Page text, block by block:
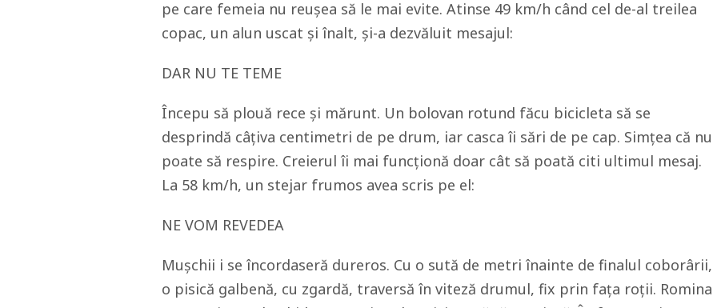
pe care femeia nu reușea să le mai evite. Atinse 49 km/h când cel de-al treilea
copac, un alun uscat și înalt, și-a dezvăluit mesajul:
DAR NU TE TEME
Începu să plouă rece și mărunt. Un bolovan rotund făcu bicicleta să se
desprindă câțiva centimetri de pe drum, iar casca îi sări de pe cap. Simțea că nu
poate să respire. Creierul îi mai funcționă doar cât să poată citi ultimul mesaj.
La 58 km/h, un stejar frumos avea scris pe el:
NE VOM REVEDEA
Mușchii i se încordaseră dureros. Cu o sută de metri înainte de finalul coborârii,
o pisică galbenă, cu zgardă, traversă în viteză drumul, fix prin fața roții. Romina